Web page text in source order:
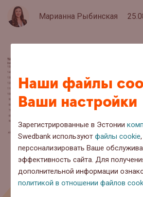
Наши файлы
Ваши настройки
Зарегистрированные в Эстонии
Swedbank используютфайлы cookie
персонализировать Ваше
эффективность сайта. Для
дополнительной информации
политикой в отношении файлов
Марианна Рыбинская